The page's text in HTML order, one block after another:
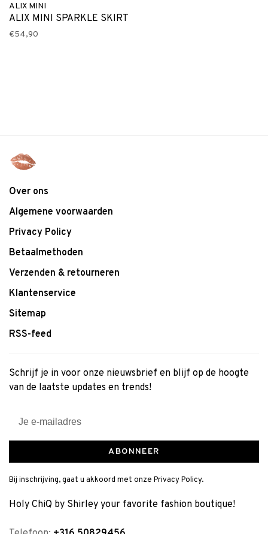
ALIX MINI
ALIX MINI SPARKLE SKIRT
€54,90
Over ons
Algemene voorwaarden
Privacy Policy
Betaalmethoden
Verzenden & retourneren
Klantenservice
Sitemap
RSS-feed
Schrijf je in voor onze nieuwsbrief en blijf op de hoogte
van de laatste updates en trends!
ABONNEER
Bij inschrijving, gaat u akkoord met onze Privacy Policy.
Holy ChiQ by Shirley your favorite fashion boutique!